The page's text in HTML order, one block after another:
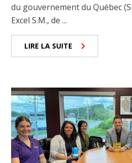
du gouvernement du Québec
Excel S.M., de ...
LIRE LA SUITE